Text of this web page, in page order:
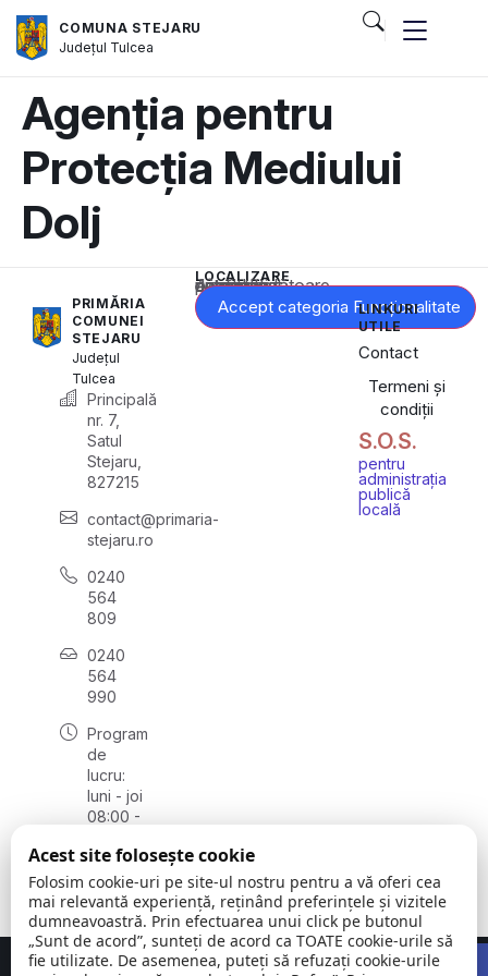
COMUNA STEJARU
Județul Tulcea
Agenția pentru
Protecția Mediului
Dolj
PRIMĂRIA
COMUNEI
STEJARU
Județul
Tulcea
Principală
nr. 7,
Satul
Stejaru,
827215
contact@primaria-
stejaru.ro
0240
564
809
0240
564
990
Program
de
lucru:
luni - joi
08:00 -
vineri
08:00 -
14:00
LOCALIZARE
Acest conținut este blocat până când acceptați categoria corespunzătoare de cookie-uri.
Accept categoria Funcționalitate
LINKURI
UTILE
Contact
Termeni și
condiții
S.O.S.
pentru
administrația
publică
locală
Acest site folosește cookie
Folosim cookie-uri pe site-ul nostru pentru a vă oferi cea
mai relevantă experiență, reținând preferințele și vizitele
dumneavoastră. Prin efectuarea unui click pe butonul
„Sunt de acord”, sunteți de acord ca TOATE cookie-urile să
fie utilizate. De asemenea, puteți să refuzați cookie-urile